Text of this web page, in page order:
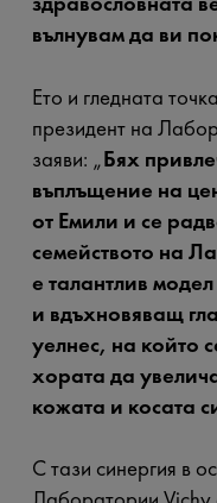
вълнувам да ви
Ето и гледната
президент на
заяви: „Бях
въплъщение на
от Емили и се
семейството на
е талантлив
и вдъхновяващ
уелнес, на който
хората да
кожата и косата
С тази синергия в